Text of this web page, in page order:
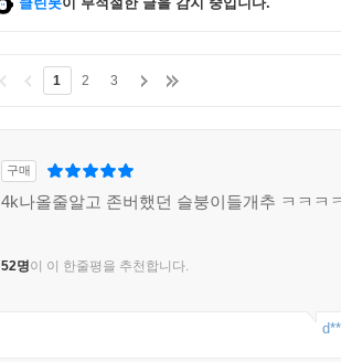
1 2 3
구매
4k나올줄알고 존버했던 슬붕이들개추 ㅋㅋㅋ
52명이 이 한줄평을 추천합니다.